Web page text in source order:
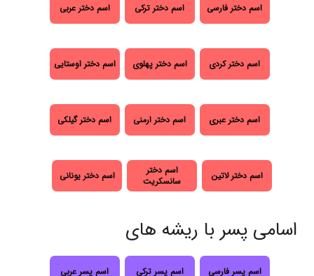
اسم دختر فارسی اسم دختر ترکی اسم دختر عربی
اسم دختر کردی اسم دختر پهلوی اسم دختر اوستایی
اسم دختر عبری اسم دختر ارمنی اسم دختر گیلکی
اسم دختر لاتین
اسم دختر
سانسکریت
اسم دختر یونانی
اسامی پسر با ریشه های
اسم پسر فارسی اسم پسر ترکی اسم پسر عربی